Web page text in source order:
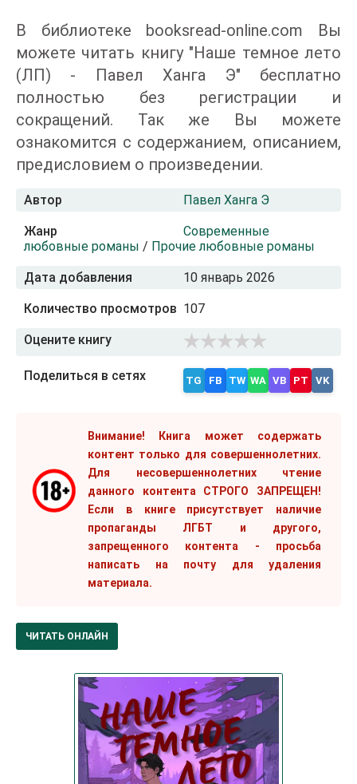
В библиотеке booksread-online.com Вы
можете читать книгу "Наше темное лето
(ЛП) - Павел Ханга Э" бесплатно
полностью без регистрации и
сокращений. Так же Вы можете
ознакомится с содержанием, описанием,
предисловием о произведении.
Автор Павел Ханга Э
Жанр
Современные
любовные романы / Прочие любовные романы
Дата добавления 10 январь 2026
Количество просмотров 107
Оцените книгу
Поделиться в сетях TG FB TW WA VB PT VK
Внимание! Книга может содержать
контент только для совершеннолетних.
Для несовершеннолетних чтение
данного контента СТРОГО ЗАПРЕЩЕН!
Если в книге присутствует наличие
пропаганды ЛГБТ и другого,
запрещенного контента - просьба
написать на почту для удаления
материала.
ЧИТАТЬ ОНЛАЙН